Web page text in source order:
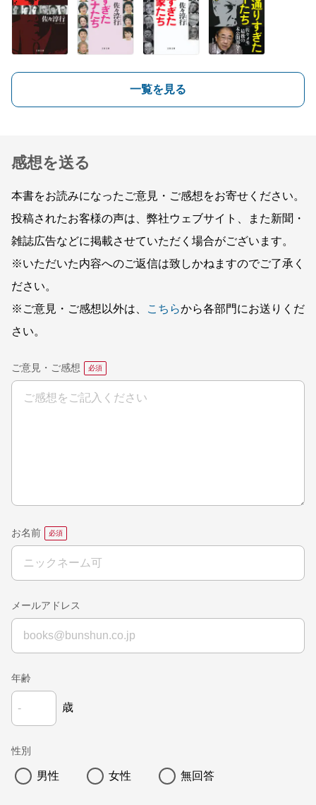
一覧を見る
感想を送る
本書をお読みになったご意見・ご感想をお寄せください。
投稿されたお客様の声は、弊社ウェブサイト、また新聞・
雑誌広告などに掲載させていただく場合がございます。
※いただいた内容へのご返信は致しかねますのでご了承く
ださい。
※ご意見・ご感想以外は、
こちらから各部門にお送りくだ
さい。
ご意見・ご感想
お名前
メールアドレス
年齢
歳
性別
男性 女性 無回答